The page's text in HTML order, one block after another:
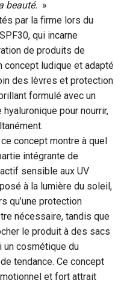
beauté. »
par la firme lors du
qui incarne
de produits de
concept ludique et adapté
des lèvres et protection
formulé avec un
pour nourrir,
concept montre à quel
intégrante de
sensible aux UV
à la lumière du soleil,
qu’une protection
nécessaire, tandis que
le produit à des sacs
cosmétique du
tendance. Ce concept
et fort attrait